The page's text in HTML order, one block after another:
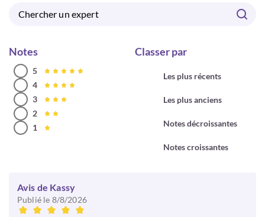
Notes
5
4
3
2
1
Classer par
Les plus récents
Les plus anciens
Notes décroissantes
Notes croissantes
Avis de Kassy
Publié le 8/8/2026